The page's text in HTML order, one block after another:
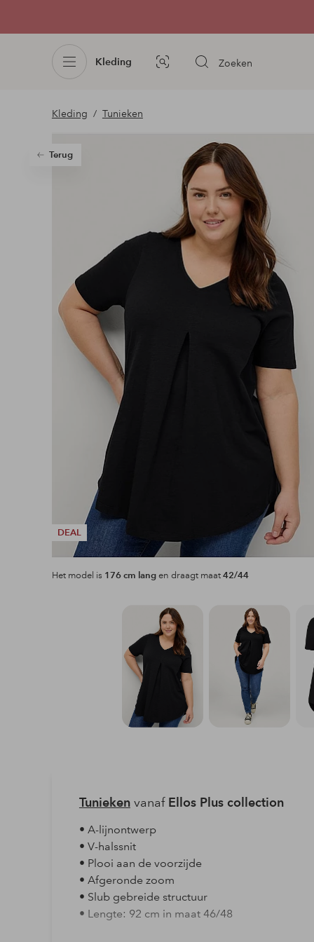
Kleding
Afbeelding
Zoeken
Kleding Tunieken
Terug
DEAL
Het model is 176 cm langen draagt maat42/44
Tuniekenvanaf Ellos Plus collection
• A-lijnontwerp
• V-halssnit
• Plooi aan de voorzijde
• Afgeronde zoom
• Slub gebreide structuur
• Lengte: 92 cm in maat 46/48